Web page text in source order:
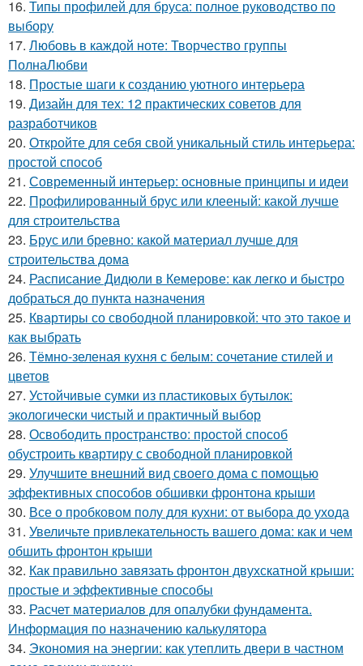
16. Типы профилей для бруса: полное руководство по
выбору
17. Любовь в каждой ноте: Творчество группы
ПолнаЛюбви
18. Простые шаги к созданию уютного интерьера
19. Дизайн для тех: 12 практических советов для
разработчиков
20. Откройте для себя свой уникальный стиль интерьера:
простой способ
21. Современный интерьер: основные принципы и идеи
22. Профилированный брус или клееный: какой лучше
для строительства
23. Брус или бревно: какой материал лучше для
строительства дома
24. Расписание Дидюли в Кемерове: как легко и быстро
добраться до пункта назначения
25. Квартиры со свободной планировкой: что это такое и
как выбрать
26. Тёмно-зеленая кухня с белым: сочетание стилей и
цветов
27. Устойчивые сумки из пластиковых бутылок:
экологически чистый и практичный выбор
28. Освободить пространство: простой способ
обустроить квартиру с свободной планировкой
29. Улучшите внешний вид своего дома с помощью
эффективных способов обшивки фронтона крыши
30. Все о пробковом полу для кухни: от выбора до ухода
31. Увеличьте привлекательность вашего дома: как и чем
обшить фронтон крыши
32. Как правильно завязать фронтон двухскатной крыши:
простые и эффективные способы
33. Расчет материалов для опалубки фундамента.
Информация по назначению калькулятора
34. Экономия на энергии: как утеплить двери в частном